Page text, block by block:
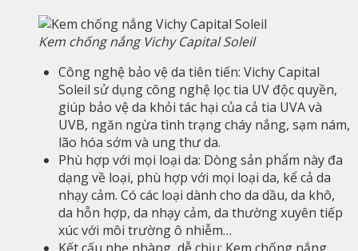
Kem chống nắng Vichy Capital Soleil
Công nghệ bảo vệ da tiên tiến: Vichy Capital
Soleil sử dụng công nghệ lọc tia UV độc quyền,
giúp bảo vệ da khỏi tác hại của cả tia UVA và
UVB, ngăn ngừa tình trạng cháy nắng, sạm nám,
lão hóa sớm và ung thư da.
Phù hợp với mọi loại da: Dòng sản phẩm này đa
dạng về loại, phù hợp với mọi loại da, kể cả da
nhạy cảm. Có các loại dành cho da dầu, da khô,
da hỗn hợp, da nhạy cảm, da thường xuyên tiếp
xúc với môi trường ô nhiễm…
Kết cấu nhẹ nhàng, dễ chịu: Kem chống nắng